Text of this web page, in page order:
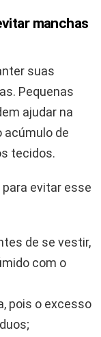
manchas
suas
Pequenas
ajudar na
acúmulo de
tecidos.
evitar esse
de se vestir,
com o
pois o excesso